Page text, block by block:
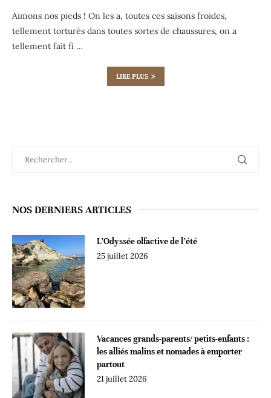
Aimons nos pieds ! On les a, toutes ces saisons froides,
tellement torturés dans toutes sortes de chaussures, on a
tellement fait fi …
LIRE PLUS
NOS DERNIERS ARTICLES
L’Odyssée olfactive de l’été
25 juillet 2026
Vacances grands-parents/ petits-enfants :
les alliés malins et nomades à emporter
partout
21 juillet 2026